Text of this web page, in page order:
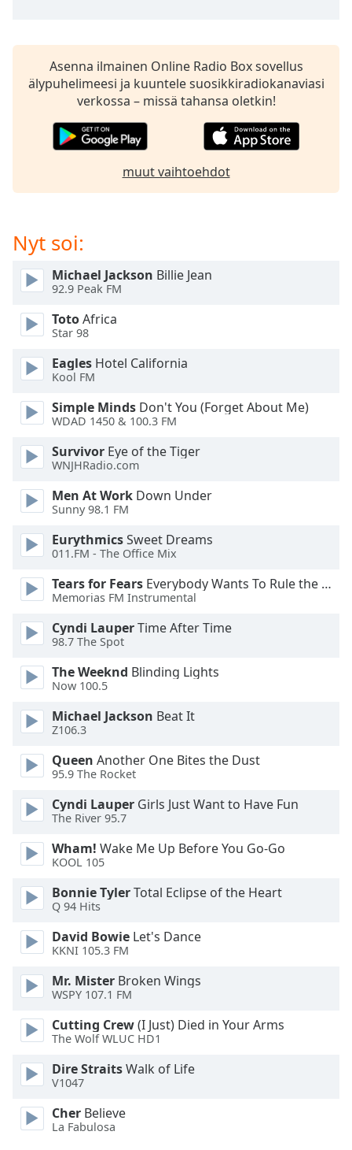
subtitles
settings
opens
subtitles
dialog
subtitles
Picture-
Picture
Fullscreen
This
modal
window.
Beginning
dialog
window.
Escape
and
close
window.
Text
Color
Opacity
Text
Background
Color
Opacity
Caption
Background
Color
Size
Text
Edge
Style
Asenna ilmainen Online Radio Box sovellus
älypuhelimeesi ja kuuntele suosikkiradiokanaviasi
verkossa – missä tahansa oletkin!
muut vaihtoehdot
Nyt soi:
Michael Jackson Billie Jean
92.9 Peak FM
TotoAfrica
Star 98
Eagles Hotel California
Kool FM
Simple Minds Don't You (Forget About Me)
WDAD 1450 & 100.3 FM
Survivor Eye of the Tiger
WNJHRadio.com
Men At Work Down Under
Sunny 98.1 FM
EurythmicsSweet Dreams
011.FM - The Office Mix
Tears for Fears Everybody Wants To Rule the World
Memorias FM Instrumental
Cyndi LauperTime After Time
98.7 The Spot
The Weeknd Blinding Lights
Now 100.5
Michael Jackson Beat It
Z106.3
Queen Another One Bites the Dust
95.9 The Rocket
Cyndi Lauper Girls Just Want to Have Fun
The River 95.7
Wham! Wake Me Up Before You Go-Go
KOOL 105
Bonnie TylerTotal Eclipse of the Heart
Q 94 Hits
David Bowie Let's Dance
KKNI 105.3 FM
Mr. Mister Broken Wings
WSPY 107.1 FM
Cutting Crew(I Just) Died in Your Arms
The Wolf WLUC HD1
Dire StraitsWalk of Life
V1047
Cher Believe
La Fabulosa